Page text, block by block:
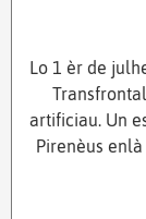
Lo 1 èr de
artificiau. Un
Pirenèus